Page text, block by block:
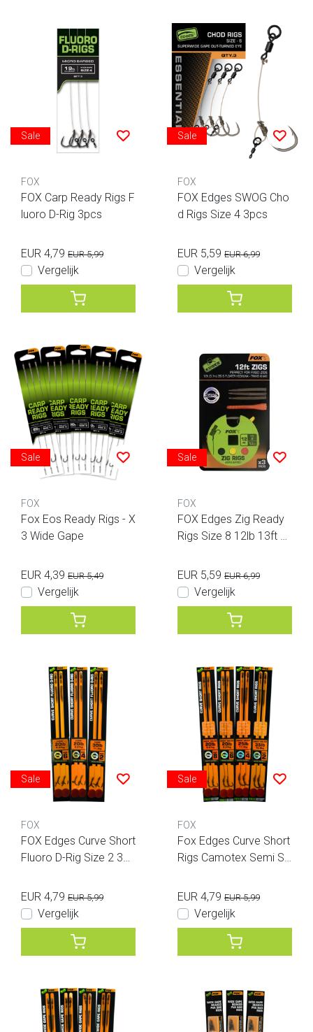
Sale
FOX
FOX Carp Ready Rigs F
luoro D-Rig 3pcs
EUR 4,79 EUR 5,99
Vergelijk
Sale
FOX
FOX Edges SWOG Cho
d Rigs Size 4 3pcs
EUR 5,59 EUR 6,99
Vergelijk
Sale
FOX
Fox Eos Ready Rigs - X
3 Wide Gape
EUR 4,39 EUR 5,49
Vergelijk
Sale
FOX
FOX Edges Zig Ready
Rigs Size 8 12lb 13ft 3
EUR 5,59 EUR 6,99
Vergelijk
Sale
FOX
FOX Edges Curve Short
Fluoro D-Rig Size 2 30l
EUR 4,79 EUR 5,99
Vergelijk
Sale
FOX
Fox Edges Curve Short
Rigs Camotex Semi Sti
EUR 4,79 EUR 5,99
Vergelijk